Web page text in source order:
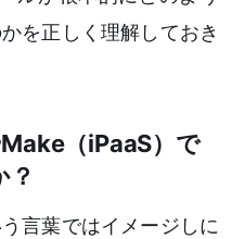
を正しく理解しておき
（iPaaS）で
？
言葉ではイメージしに